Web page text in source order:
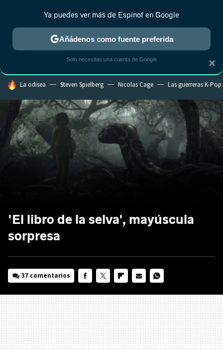
MENÚ NUEVO
ESTRENOS REALITY ANIME RANKINGS CINE
HOY SE HABLA DE
La odisea Steven Spielberg Nicolas Cage Las guerreras K-Pop
'El libro de la selva', mayúscula
sorpresa
37 comentarios
MAIL
×
Ya puedes ver más de Espinof en Google
Añádenos como fuente preferida
Solo necesitas una cuenta de Google